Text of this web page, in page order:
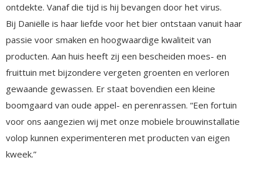
ontdekte. Vanaf die tijd is hij bevangen door het virus.
Bij Daniëlle is haar liefde voor het bier ontstaan vanuit haar
passie voor smaken en hoogwaardige kwaliteit van
producten. Aan huis heeft zij een bescheiden moes- en
fruittuin met bijzondere vergeten groenten en verloren
gewaande gewassen. Er staat bovendien een kleine
boomgaard van oude appel- en perenrassen. “Een fortuin
voor ons aangezien wij met onze mobiele brouwinstallatie
volop kunnen experimenteren met producten van eigen
kweek.”